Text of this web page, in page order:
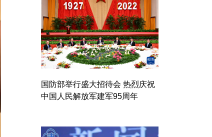
国防部举行盛大招待会 热烈庆祝
中国人民解放军建军95周年